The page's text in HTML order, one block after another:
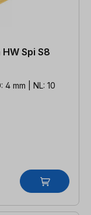
Spi S8
mm | NL: 10